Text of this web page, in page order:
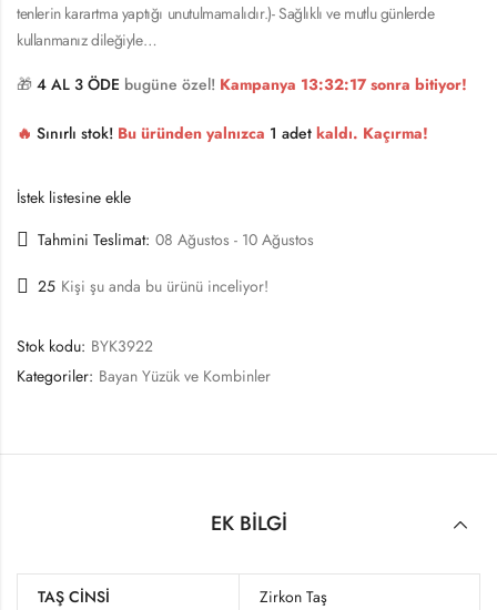
tenlerin karartma yaptığı unutulmamalıdır.)- Sağlıklı ve mutlu günlerde
kullanmanız dileğiyle…
🎁 4 AL 3 ÖDE bugüne özel! Kampanya 13:32:16sonra bitiyor!
🔥 Sınırlı stok! Bu üründen yalnızca 1 adet kaldı. Kaçırma!
İstek listesine ekle
Tahmini Teslimat: 08 Ağustos - 10 Ağustos
25 Kişi şu anda bu ürünü inceliyor!
Stok kodu: BYK3922
Kategoriler: Bayan Yüzük ve Kombinler
EK BILGI
TAŞ CINSI Zirkon Taş